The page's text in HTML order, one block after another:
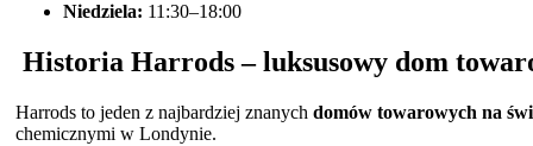
Niedziela: 11:30–18:00
Historia Harrods – luksusowy dom
Harrods to jeden z najbardziej znanych domów towarowych na
chemicznymi w Londynie.